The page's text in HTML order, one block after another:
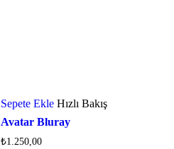
Sepete Ekle Hızlı Bakış
Avatar Bluray
₺1.250,00